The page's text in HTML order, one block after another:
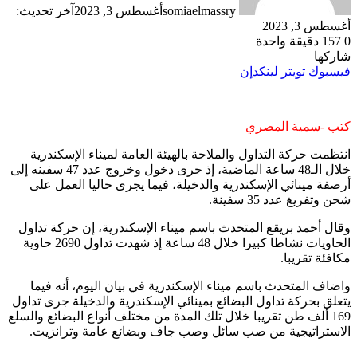
somiaelmassry أغسطس 3, 2023
آخر تحديث:
أغسطس 3, 2023
0
دقيقة واحدة
شاركها
فيسبوك تويتر لينكدإن
كتب -سمية المصري
انتظمت حركة التداول والملاحة بالهيئة العامة لميناء الإسكندرية
خلال الـ48 ساعة الماضية، إذ جرى دخول وخروج عدد 47 سفينه إلى
أرصفة مينائي الإسكندرية والدخيلة، فيما يجرى حاليا العمل على
شحن وتفريغ عدد 35 سفينة.
وقال أحمد بريقع المتحدث باسم ميناء الإسكندرية، إن حركة تداول
الحاويات نشاطا كبيرا خلال 48 ساعة إذ شهدت تداول 2690 حاوية
مكافئة تقريبا.
واضاف المتحدث باسم ميناء الإسكندرية في بيان اليوم، أنه فيما
يتعلق بحركة تداول البضائع بمينائي الإسكندرية والدخيلة جرى تداول
169 ألف طن تقريبا خلال تلك المدة من مختلف أنواع البضائع والسلع
الاستراتيجية من صب سائل وصب جاف وبضائع عامة وترانزيت.